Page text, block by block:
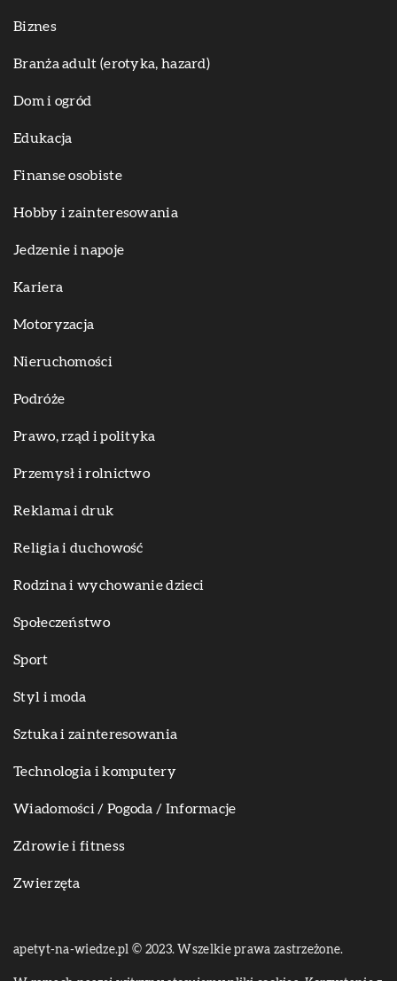
Biznes
Branża adult (erotyka, hazard)
Dom i ogród
Edukacja
Finanse osobiste
Hobby i zainteresowania
Jedzenie i napoje
Kariera
Motoryzacja
Nieruchomości
Podróże
Prawo, rząd i polityka
Przemysł i rolnictwo
Reklama i druk
Religia i duchowość
Rodzina i wychowanie dzieci
Społeczeństwo
Sport
Styl i moda
Sztuka i zainteresowania
Technologia i komputery
Wiadomości / Pogoda / Informacje
Zdrowie i fitness
Zwierzęta
apetyt-na-wiedze.pl © 2023. Wszelkie prawa zastrzeżone.